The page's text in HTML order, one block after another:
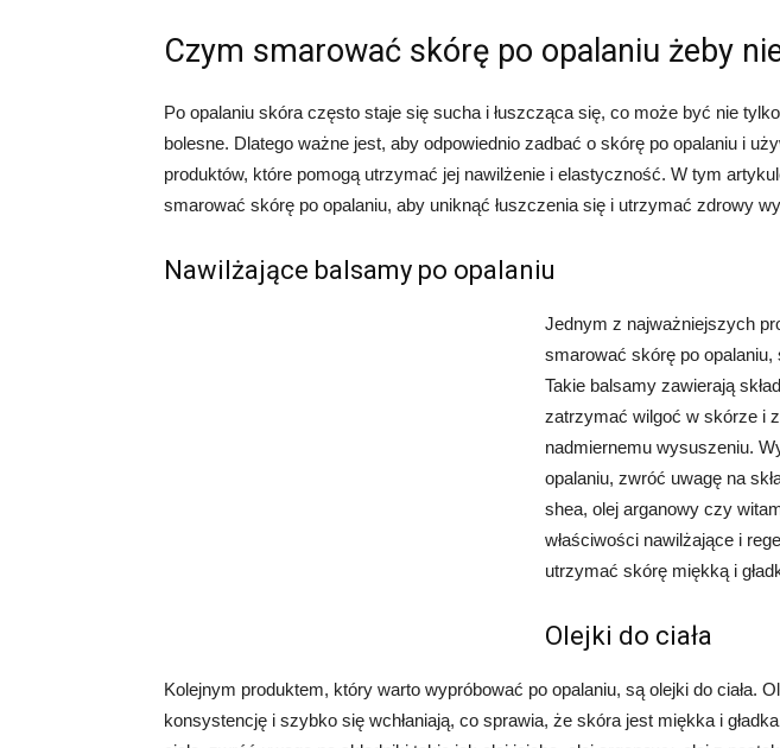
Czym smarować skórę po opalaniu żeby
Po opalaniu skóra często staje się sucha i łuszcząca się, co może być nie
bolesne. Dlatego ważne jest, aby odpowiednio zadbać o skórę po opalaniu i
produktów, które pomogą utrzymać jej nawilżenie i elastyczność. W tym
smarować skórę po opalaniu, aby uniknąć łuszczenia się i utrzymać zdrowy
Nawilżające balsamy po opalaniu
Jednym z najważniejszych
smarować skórę po opalaniu,
Takie balsamy zawierają
zatrzymać wilgoć w skórze i
nadmiernemu wysuszeniu.
opalaniu, zwróć uwagę na
shea, olej arganowy czy
właściwości nawilżające i
utrzymać skórę miękką i
Olejki do ciała
Kolejnym produktem, który warto wypróbować po opalaniu, są olejki do ciała.
konsystencję i szybko się wchłaniają, co sprawia, że skóra jest miękka i